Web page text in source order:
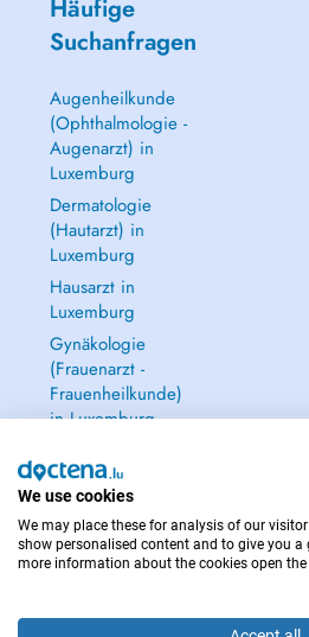
Häufige
Suchanfragen
Augenheilkunde
(Ophthalmologie -
Augenarzt) in
Luxemburg
Dermatologie
(Hautarzt) in
Luxemburg
Hausarzt in
Luxemburg
Gynäkologie
(Frauenarzt -
Frauenheilkunde)
in Luxemburg
IM NOTFALL WENDEN
We use cookies
We may place these for analysis of our
show personalised content and to give you a
more information about the cookies open